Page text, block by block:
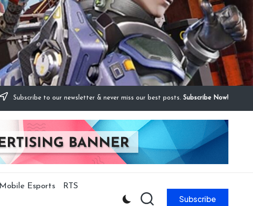
Subscribe to our newsletter & never miss our best posts. Subscribe Now!
Mobile Esports RTS
Subscribe